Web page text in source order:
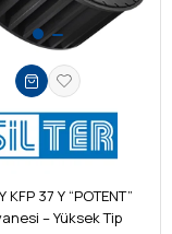
KFP 37 Y “POTENT”
– Yüksek Tip